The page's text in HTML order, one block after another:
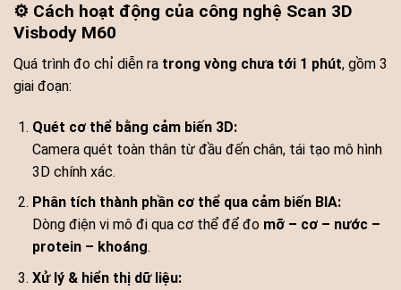
⚙️ Cách hoạt động của công nghệ Scan 3D
Visbody M60
Quá trình đo chỉ diễn ra trong vòng chưa tới 1 phút, gồm 3
giai đoạn:
Quét cơ thể bằng cảm biến 3D:
Camera quét toàn thân từ đầu đến chân, tái tạo mô hình
3D chính xác.
Phân tích thành phần cơ thể qua cảm biến BIA:
Dòng điện vi mô đi qua cơ thể để đo mỡ – cơ – nước –
protein – khoáng.
Xử lý & hiển thị dữ liệu: